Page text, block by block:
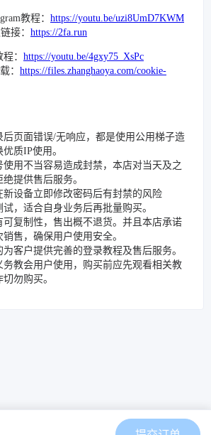
教程： https://youtu.be/uzi8UmD7KWM
接： https://2fa.run
： https://youtu.be/4gxy75_XsPc
： https://files.zhanghaoya.com/cookie-
后页面错误/无响应，都是使用公用梯子造
质IP使用。
使用不当容易造成封禁，本店对当天及之
提供售后服务。
新设备立即修改密码后有封禁的风险
，适合自身业务后再批量购买。
可复制性，售出概不退货。并且本店承诺
售，确保用户使用安全。
客户提供完善的登录教程及售后服务。
务教会用户使用，购买前应先观看相关教
勿购买。